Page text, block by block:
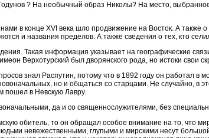
? На необычный образ Николы? На место,
в конце XVI века шло продвижение на Восток. А также
и названия пределов. А также сведения о тех, кто
Такая информация указывает на географические
Верхотурский был дворянского рода, но истоки свои
знал Распутин, потому что в 1892 году он работал в
но и общаться со старцами. Не случайно, в
пошел в Невскую Лавру.
да и со священнослужителями, без
обитель, то он обращал особое внимание на то, что
невежественными, глупыми и мирскими несут